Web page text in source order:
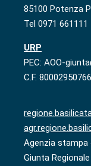
85100 Potenza
Tel 0971 661111
URP
PEC: AOO-
C.F. 80002950766
Agenzia stampa
Giunta